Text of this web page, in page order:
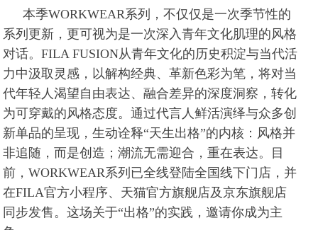
本季WORKWEAR系列，不仅仅是一次季节性的
系列更新，更可视为是一次深入青年文化肌理的风格
对话。FILA FUSION从青年文化的历史积淀与当代活
力中汲取灵感，以解构经典、革新色彩为笔，将对当
代年轻人渴望自由表达、融合差异的深度洞察，转化
为可穿戴的风格态度。通过代言人鲜活演绎与众多创
新单品的呈现，生动诠释“天生出格”的内核：风格并
非追随，而是创造；潮流无需迎合，重在表达。目
前，WORKWEAR系列已全线登陆全国线下门店，并
在FILA官方小程序、天猫官方旗舰店及京东旗舰店
同步发售。这场关于“出格”的实践，邀请你成为主